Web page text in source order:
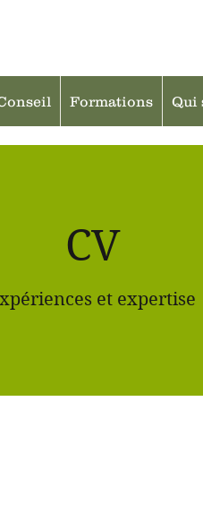
Formations Qui
CV
et expertise